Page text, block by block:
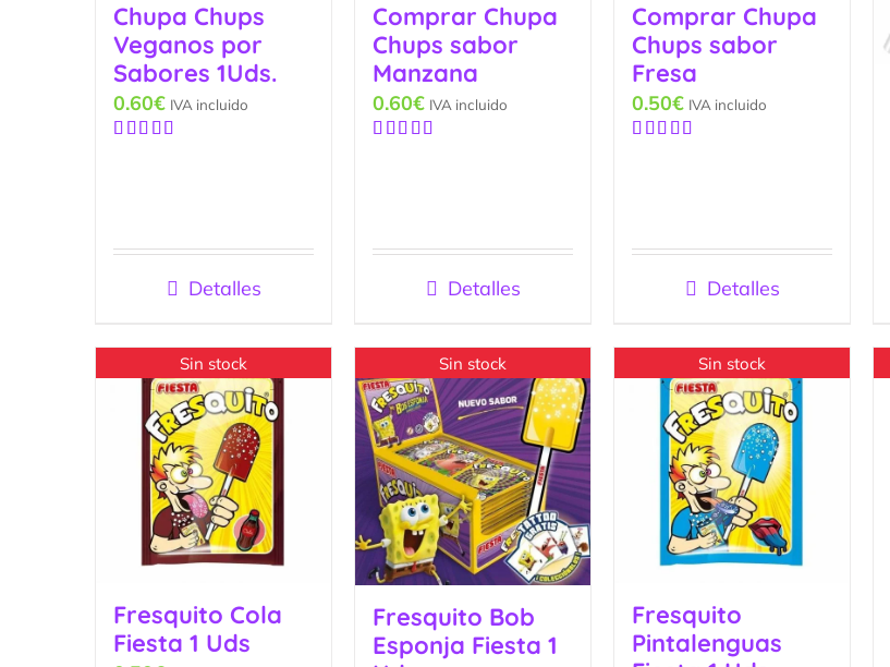
Chupa Chups
Veganos por
Sabores 1Uds.
0.60€ IVA incluido
Detalles
Comprar Chupa
Chups sabor
Manzana
0.60€ IVA incluido
Detalles
Comprar Chupa
Chups sabor
Fresa
0.50€ IVA incluido
Detalles
Sin stock
Fresquito Cola
Fiesta 1 Uds
Sin stock
Fresquito Bob
Esponja Fiesta 1
Sin stock
Fresquito
Pintalenguas